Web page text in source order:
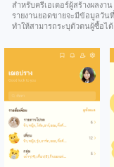
สำหรับครีเอเตอร์ผู้สร้างผลงาน
รายงานยอดขายจะมีข้อมูลวัน
ทำให้สามารถระบุตัวตนผู้ซื้อได้